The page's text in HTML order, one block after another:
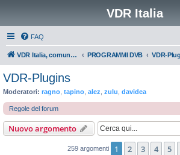
VDR Italia
FAQ
VDR Italia, comunità italiana utilizzatori VDR PROGRAMMI DVB VDR-
VDR-Plugins
Moderatori: ragno tapino alez zulu davidea
Regole del forum
Nuovo argomento
259 argomenti 1 2 3 4 5